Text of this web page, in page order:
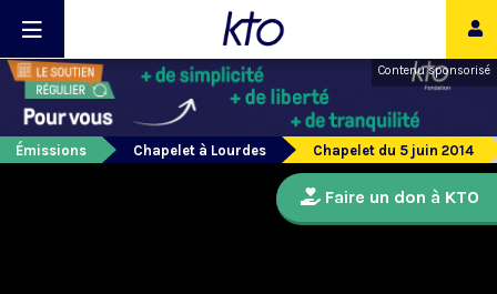
Contenu sponsorisé
Émissions Chapelet à Lourdes Chapelet du 5 juin 2014
Faire un don à KTO